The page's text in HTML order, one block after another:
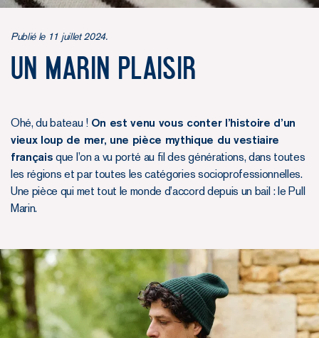
Publié le 11 juillet 2024.
Un marin plaisir
Ohé, du bateau ! On est venu vous conter l’histoire d’un
vieux loup de mer, une pièce mythique du vestiaire
français que l’on a vu porté au fil des générations, dans toutes
les régions et par toutes les catégories socioprofessionnelles.
Une pièce qui met tout le monde d’accord depuis un bail : le Pull
Marin.